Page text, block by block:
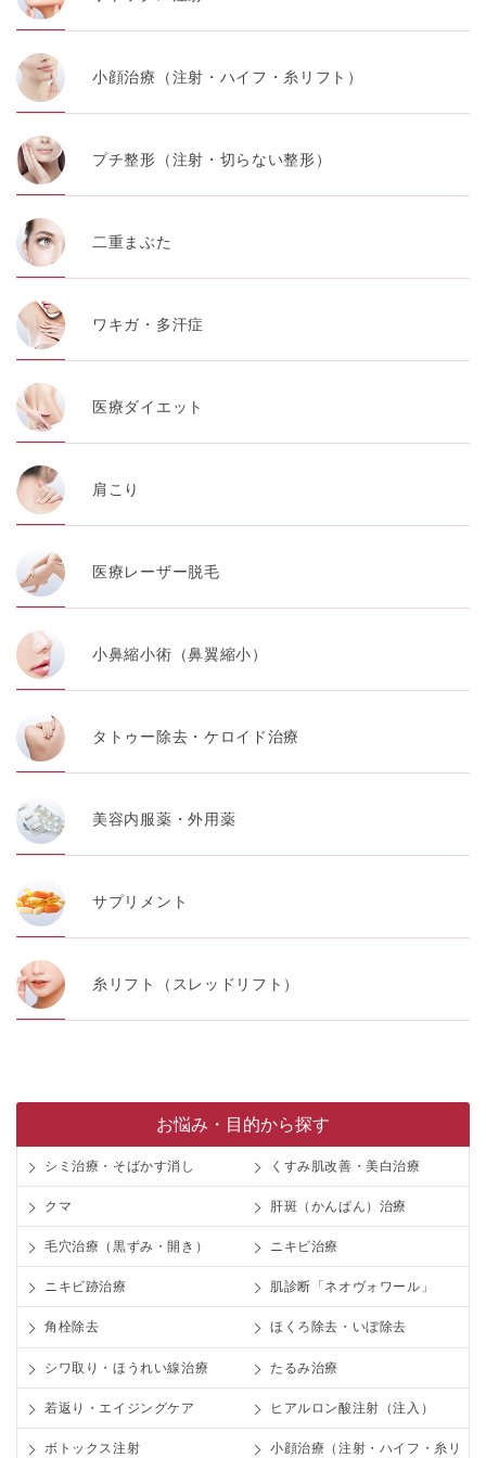
小顔治療（注射・ハイフ・糸リフト）
プチ整形（注射・切らない整形）
二重まぶた
ワキガ・多汗症
医療ダイエット
肩こり
医療レーザー脱毛
小鼻縮小術（鼻翼縮小）
タトゥー除去・ケロイド治療
美容内服薬・外用薬
サプリメント
糸リフト（スレッドリフト）
お悩み・目的から探す
シミ治療・そばかす消し くすみ肌改善・美白治療
クマ 肝斑（かんぱん）治療
毛穴治療（黒ずみ・開き） ニキビ治療
ニキビ跡治療 肌診断「ネオヴォワール」
角栓除去 ほくろ除去・いぼ除去
シワ取り・ほうれい線治療 たるみ治療
若返り・エイジングケア ヒアルロン酸注射（注入）
ボトックス注射 小顔治療（注射・ハイフ・糸リ